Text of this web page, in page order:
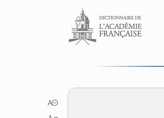
Aller au contenu